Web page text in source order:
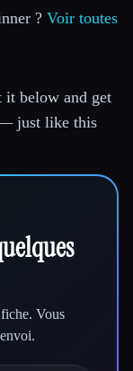
? Voir toutes
it below and get
just like this
Vous